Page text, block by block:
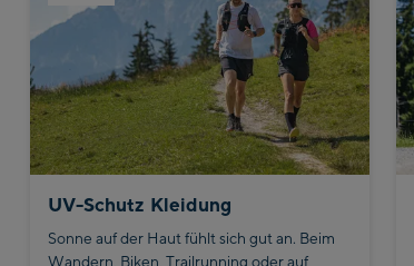
UV-Schutz Kleidung
Sonne auf der Haut fühlt sich gut an. Beim
Wandern, Biken, Trailrunning oder auf